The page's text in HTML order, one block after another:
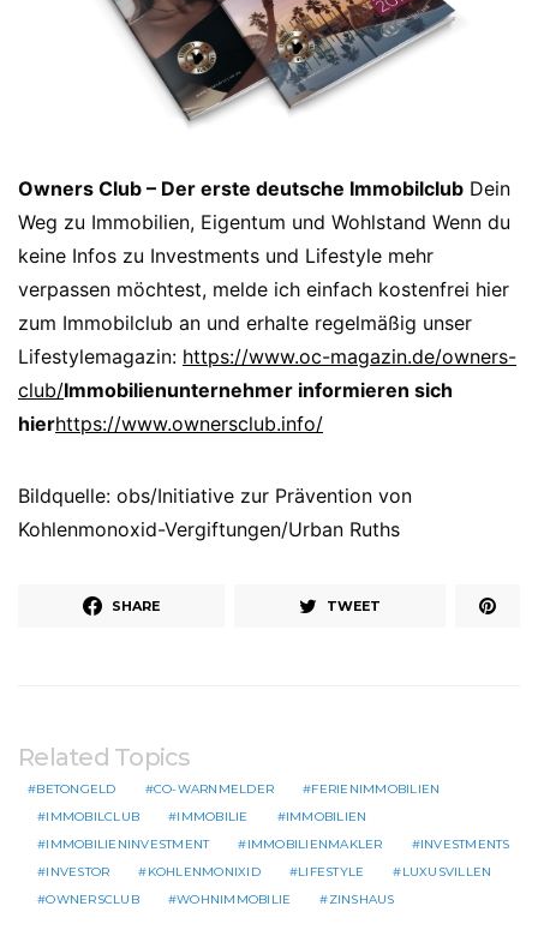
Owners Club – Der erste deutsche Immobilclub Dein
Weg zu Immobilien, Eigentum und Wohlstand Wenn du
keine Infos zu Investments und Lifestyle mehr
verpassen möchtest, melde ich einfach kostenfrei hier
zum Immobilclub an und erhalte regelmäßig unser
Lifestylemagazin: https://www.oc-magazin.de/owners-
club/Immobilienunternehmer informieren sich
hierhttps://www.ownersclub.info/
Bildquelle: obs/Initiative zur Prävention von
Kohlenmonoxid-Vergiftungen/Urban Ruths
SHARE TWEET
Related Topics
BETONGELD CO-WARNMELDER
FERIENIMMOBILIEN
IMMOBILCLUB
IMMOBILIE
IMMOBILIEN
IMMOBILIENINVESTMENT
IMMOBILIENMAKLER
INVESTMENTS
INVESTOR
KOHLENMONIXID LIFESTYLE
LUXUSVILLEN
OWNERSCLUB
WOHNIMMOBILIE ZINSHAUS